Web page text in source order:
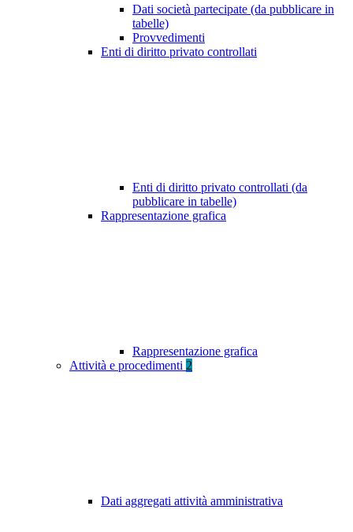
Dati società partecipate (da pubblicare in
tabelle)
Provvedimenti
Enti di diritto privato controllati
Enti di diritto privato controllati (da
pubblicare in tabelle)
Rappresentazione grafica
Rappresentazione grafica
Attività e procedimenti 2
Dati aggregati attività amministrativa